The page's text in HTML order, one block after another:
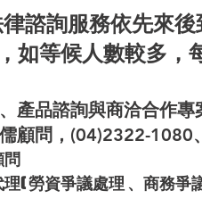
如等候人數較多，
產品諮詢與商洽合作專
顧問，(04)2322-1080
( 勞資爭議處理 、商務爭